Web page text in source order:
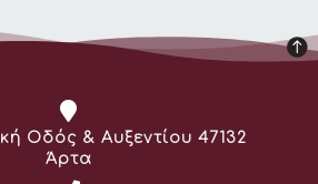
Οδός & Αυξεντίου 47132
Άρτα